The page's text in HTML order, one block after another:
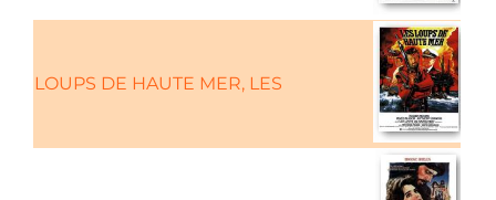
LOUPS DE HAUTE MER, LES